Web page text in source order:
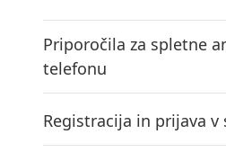
Priporočila za spletne
telefonu
Registracija in prijava